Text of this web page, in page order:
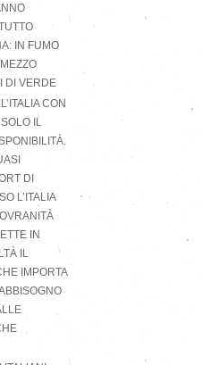
IN FUMO
DI VERDE
CON
IL
DI
L’ITALIA
IN
IL
IMPORTA